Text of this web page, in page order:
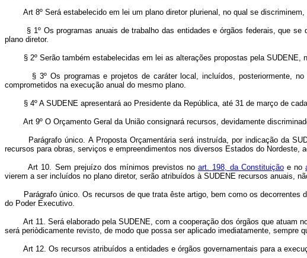
Art 8º Será estabelecido em lei um plano diretor plurienal, no qual se
§ 1º Os programas anuais de trabalho das entidades e órgãos federais, que se
plano diretor.
§ 2º Serão também estabelecidas em lei as alterações propostas pela SUDENE,
§ 3º Os programas e projetos de caráter local, incluídos, posteriormente, no
comprometidos na execução anual do mesmo plano.
§ 4º A SUDENE apresentará ao Presidente da República, até 31 de março de
Art 9º O Orçamento Geral da União consignará recursos, devidamente
Parágrafo único. A Proposta Orçamentária será instruída, por indicação da
recursos para obras, serviços e empreendimentos nos diversos Estados do Nordeste,
Art 10. Sem prejuízo dos mínimos previstos no art. 198, da Constituiçãoe no
vierem a ser incluídos no plano diretor, serão atribuídos à SUDENE recursos anuais,
Parágrafo único. Os recursos de que trata êste artigo, bem como os decorrentes
do Poder Executivo.
Art 11. Será elaborado pela SUDENE, com a cooperação dos órgãos que atuam
será periòdicamente revisto, de modo que possa ser aplicado imediatamente, sempre
Art 12. Os recursos atribuídos a entidades e órgãos governamentais para a